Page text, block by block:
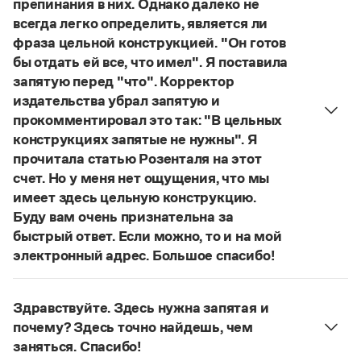
Словари русского языка как государственного
Справочники
Правила русской орфографии и пунктуации
Русский язык. Краткий теоретический курс
для школьников
Письмовник
Справочник по пунктуации
Справочник по фразеологии
Азбучные истины
Словарь-справочник непростые слова
Все справочники портала
Журнал
Новости и события
Управление в русском языке
Словарь русских имён
Словарь методических терминов
Правила русской орфографии и пунктуации
(1956)
препинания в них. Однако далеко не
всегда легко определить, является ли
фраза цельной конструкцией. "Он готов
бы отдать ей все, что имел". Я поставила
запятую перед "что". Корректор
издательства убрал запятую и
прокомментировал это так: "В цельных
конструкциях запятые не нужны". Я
прочитала статью Розенталя на этот
счет. Но у меня нет ощущения, что мы
имеет здесь цельную конструкцию.
Буду вам очень признательна за
быстрый ответ. Если можно, то и на мой
электронный адрес. Большое спасибо!
Действительно, в данном случае не приходится
(термин из справочника по пунктуации
Д. Э. Розенталя).Он готов был отдать ей всё,
что имел— сложноподчиненное местоименно-
Здравствуйте. Здесь нужна запятая и
почему? Здесь точно найдешь, чем
заняться. Спасибо!